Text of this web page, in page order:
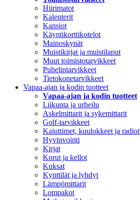
Hiirimatot
Kalenterit
Kansiot
Käyntikorttikotelot
Mainoskynät
Muistikirjat ja muistilaput
Muut toimistotarvikkeet
Puhelintarvikkeet
Tietokonetarvikkeet
Vapaa-ajan ja kodin tuotteet
Vapaa-ajan ja kodin tuotteet
Liikunta ja urheilu
Askelmittarit ja sykemittarit
Golf-tarvikkeet
Kaiuttimet, kuulokkeet ja radiot
Hyvinvointi
Kirjat
Korut ja kellot
Kuksat
Kynttilät ja lyhdyt
Lämpömittarit
Lompakot